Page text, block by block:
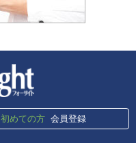
初めての方 会員登録